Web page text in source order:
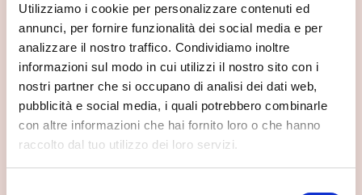
Utilizziamo i cookie per personalizzare contenuti ed
annunci, per fornire funzionalità dei social media e per
analizzare il nostro traffico. Condividiamo inoltre
informazioni sul modo in cui utilizzi il nostro sito con i
nostri partner che si occupano di analisi dei dati web,
pubblicità e social media, i quali potrebbero combinarle
con altre informazioni che hai fornito loro o che hanno
raccolto dal tuo utilizzo dei loro servizi.
📍 Cosa vedere nei dintorni
Se vuoi scoprire di più su questa zona, qui trovi altri
spunti utili.